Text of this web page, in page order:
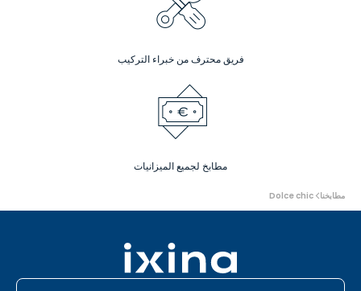
فريق محترف من خبراء التركيب
مطابخ لجميع الميزانيات
أنت
هنا:
مطابخنا Dolce chic